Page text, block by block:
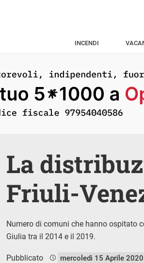
INCENDI
La
Friuli-
Numero di comuni che hanno ospitato
Giulia tra il 2014 e il 2019.
Pubblicato mercoledì 15 Aprile 2020